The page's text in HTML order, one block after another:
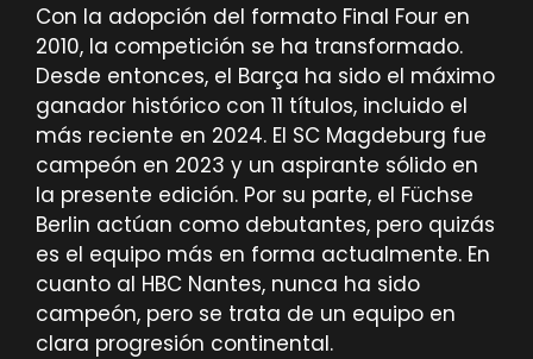
Con la adopción del formato Final Four en
2010, la competición se ha transformado.
Desde entonces, el Barça ha sido el máximo
ganador histórico con 11 títulos, incluido el
más reciente en 2024. El SC Magdeburg fue
campeón en 2023 y un aspirante sólido en
la presente edición. Por su parte, el Füchse
Berlin actúan como debutantes, pero quizás
es el equipo más en forma actualmente. En
cuanto al HBC Nantes, nunca ha sido
campeón, pero se trata de un equipo en
clara progresión continental.